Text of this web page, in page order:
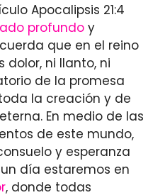
Apocalipsis 21:4
profundo y
que en el reino
dolor, ni llanto, ni
de la promesa
la creación y de
En medio de las
de este mundo,
y esperanza
día estaremos en
, donde todas